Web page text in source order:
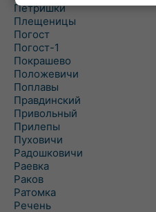
Петришки
Плещеницы
Погост
Погост-1
Покрашево
Положевичи
Поплавы
Правдинский
Привольный
Прилепы
Пуховичи
Радошковичи
Раевка
Раков
Ратомка
Речень